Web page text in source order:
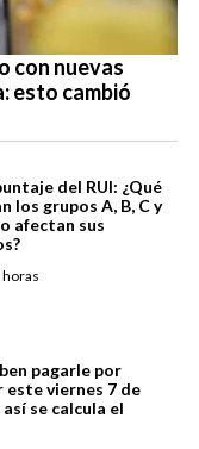
con nuevas
esto cambió
del RUI: ¿Qué
los grupos A, B, C y
afectan sus
horas
pagarle por
este viernes 7 de
se calcula el